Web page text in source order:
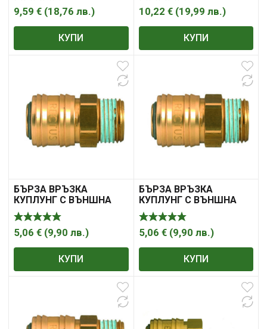
9,59 € (18,76 лв.)
КУПИ
10,22 € (19,99 лв.)
КУПИ
БЪРЗА ВРЪЗКА
КУПЛУНГ С ВЪНШНА
РЕЗБА
5,06 € (9,90 лв.)
КУПИ
БЪРЗА ВРЪЗКА
КУПЛУНГ С ВЪНШНА
РЕЗБА
5,06 € (9,90 лв.)
КУПИ